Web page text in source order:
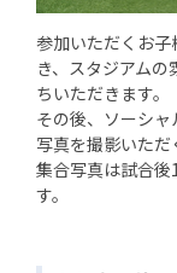
参加いただくお
き、スタジアム
ちいただきます。
その後、ソーシ
写真を撮影いただ
集合写真は試合
す。